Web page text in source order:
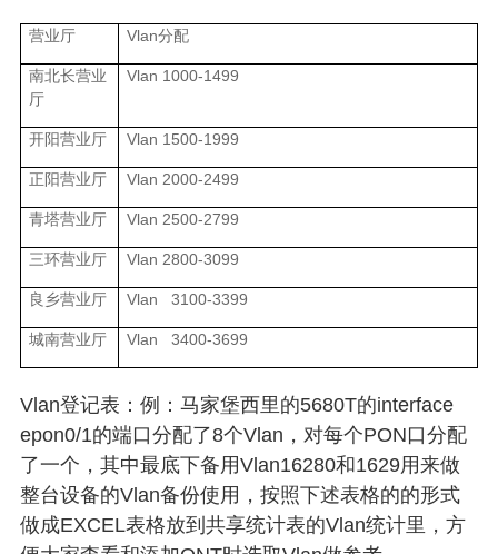
营业厅 Vlan分配
南北长营业
厅
Vlan 1000-1499
开阳营业厅 Vlan 1500-1999
正阳营业厅 Vlan 2000-2499
青塔营业厅 Vlan 2500-2799
三环营业厅 Vlan 2800-3099
良乡营业厅 Vlan 3100-3399
城南营业厅 Vlan 3400-3699
Vlan登记表 ： 例 ： 马家堡西里的5680T的interface
epon0/1的端口分配了8个Vlan ， 对每个PON口分配
了一个，其中最底下备用Vlan16280和1629用来做
整台设备的Vlan备份使用， 按照下述表格的的形式
做成EXCEL表格放到共享统计表的Vlan统计里，方